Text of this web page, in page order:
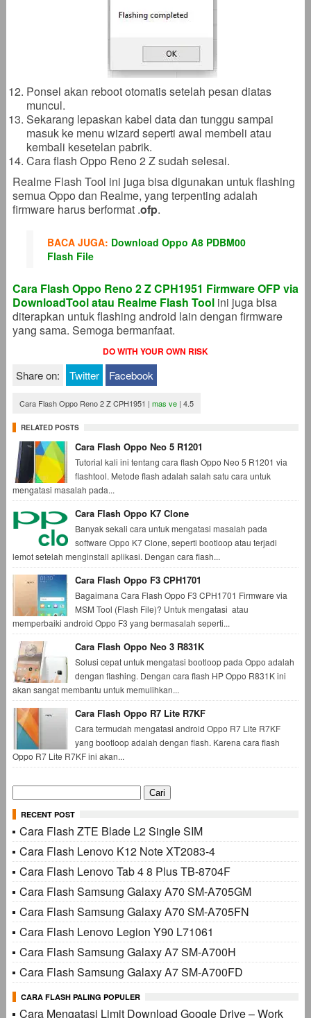
Ponsel akan reboot otomatis setelah pesan diatas
muncul.
Sekarang lepaskan kabel data dan tunggu sampai
masuk ke menu wizard seperti awal membeli atau
kembali kesetelan pabrik.
Cara flash Oppo Reno 2 Z sudah selesai.
Realme Flash Tool ini juga bisa digunakan untuk flashing
semua Oppo dan Realme, yang terpenting adalah
firmware harus berformat .ofp.
BACA JUGA: Download Oppo A8 PDBM00
Flash File
Cara Flash Oppo Reno 2 Z CPH1951 Firmware OFP via
DownloadTool atau Realme Flash Toolini juga bisa
diterapkan untuk flashing android lain dengan firmware
yang sama. Semoga bermanfaat.
DO WITH YOUR OWN RISK
Share on: Twitter Facebook
Cara Flash Oppo Reno 2 Z CPH1951 | mas ve | 4.5
RELATED POSTS
Cara Flash Oppo Neo 5 R1201
Tutorial kali ini tentang cara flash Oppo Neo 5 R1201 via
flashtool. Metode flash adalah salah satu cara untuk
mengatasi masalah pada...
Cara Flash Oppo K7 Clone
Banyak sekali cara untuk mengatasi masalah pada
software Oppo K7 Clone, seperti bootloop atau terjadi
lemot setelah menginstall aplikasi. Dengan cara flash...
Cara Flash Oppo F3 CPH1701
Bagaimana Cara Flash Oppo F3 CPH1701 Firmware via
MSM Tool (Flash File)? Untuk mengatasi atau
memperbaiki android Oppo F3 yang bermasalah seperti...
Cara Flash Oppo Neo 3 R831K
Solusi cepat untuk mengatasi bootloop pada Oppo adalah
dengan flashing. Dengan cara flash HP Oppo R831K ini
akan sangat membantu untuk memulihkan...
Cara Flash Oppo R7 Lite R7KF
Cara termudah mengatasi android Oppo R7 Lite R7KF
yang bootloop adalah dengan flash. Karena cara flash
Oppo R7 Lite R7KF ini akan...
Cari
untuk:
RECENT POST
Cara Flash ZTE Blade L2 Single SIM
Cara Flash Lenovo K12 Note XT2083-4
Cara Flash Lenovo Tab 4 8 Plus TB-8704F
Cara Flash Samsung Galaxy A70 SM-A705GM
Cara Flash Samsung Galaxy A70 SM-A705FN
Cara Flash Lenovo Legion Y90 L71061
Cara Flash Samsung Galaxy A7 SM-A700H
Cara Flash Samsung Galaxy A7 SM-A700FD
CARA FLASH PALING POPULER
Cara Mengatasi Limit Download Google Drive – Work